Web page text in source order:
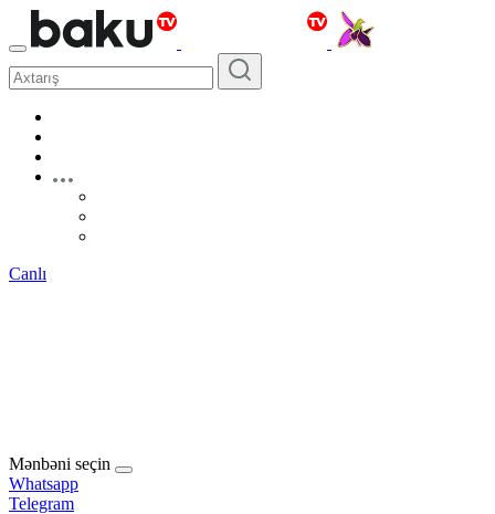
Canlı
Mənbəni seçin
Whatsapp
Telegram